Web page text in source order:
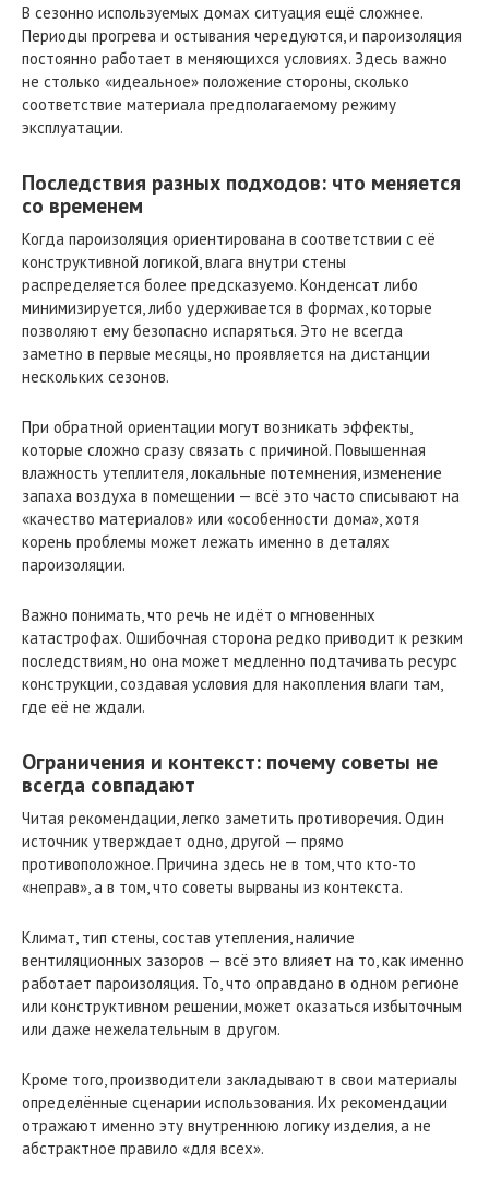
В сезонно используемых домах ситуация ещё сложнее.
Периоды прогрева и остывания чередуются, и пароизоляция
постоянно работает в меняющихся условиях. Здесь важно
не столько «идеальное» положение стороны, сколько
соответствие материала предполагаемому режиму
эксплуатации.
Последствия разных подходов: что меняется
со временем
Когда пароизоляция ориентирована в соответствии с её
конструктивной логикой, влага внутри стены
распределяется более предсказуемо. Конденсат либо
минимизируется, либо удерживается в формах, которые
позволяют ему безопасно испаряться. Это не всегда
заметно в первые месяцы, но проявляется на дистанции
нескольких сезонов.
При обратной ориентации могут возникать эффекты,
которые сложно сразу связать с причиной. Повышенная
влажность утеплителя, локальные потемнения, изменение
запаха воздуха в помещении — всё это часто списывают на
«качество материалов» или «особенности дома», хотя
корень проблемы может лежать именно в деталях
пароизоляции.
Важно понимать, что речь не идёт о мгновенных
катастрофах. Ошибочная сторона редко приводит к резким
последствиям, но она может медленно подтачивать ресурс
конструкции, создавая условия для накопления влаги там,
где её не ждали.
Ограничения и контекст: почему советы не
всегда совпадают
Читая рекомендации, легко заметить противоречия. Один
источник утверждает одно, другой — прямо
противоположное. Причина здесь не в том, что кто-то
«неправ», а в том, что советы вырваны из контекста.
Климат, тип стены, состав утепления, наличие
вентиляционных зазоров — всё это влияет на то, как именно
работает пароизоляция. То, что оправдано в одном регионе
или конструктивном решении, может оказаться избыточным
или даже нежелательным в другом.
Кроме того, производители закладывают в свои материалы
определённые сценарии использования. Их рекомендации
отражают именно эту внутреннюю логику изделия, а не
абстрактное правило «для всех».